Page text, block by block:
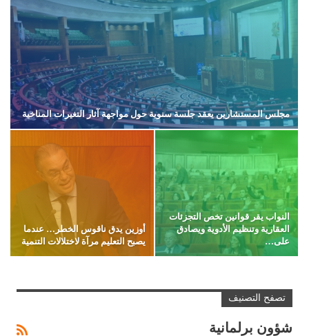
مجلس المستشارين يعقد جلسة سنوية حول مواجهة آثار التغيرات المناخية
النواب يقر قوانين تخص التجزئات
العقارية وتنظيم الأدوية ويصادق
على…
أوزين يدق ناقوس الخطر… عندما
يصبح التعليم مرآة لاختلالات التنمية
تصفح التصنيف
شؤون برلمانية